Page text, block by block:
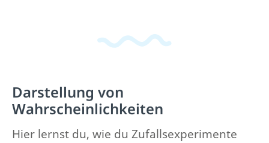
Darstellung von
Wahrscheinlichkeiten
Hier lernst du, wie du Zufallsexperimente